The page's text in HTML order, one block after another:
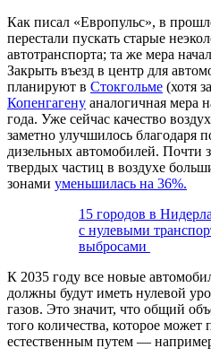
Как писал «Европульс», в
перестали пускать старые
автотранспорта; та же мера
Закрыть въезд в центр для
планируют в Стокгольме (хотя
Копенгагену аналогичная мера
года. Уже сейчас качество
заметно улучшилось благодаря
дизельных автомобилей. Почти
твердых частиц в воздухе
зонами уменьшилась на 36%.
15 городов в
с нулевыми
выбросами
К 2035 году все новые
должны будут иметь нулевой
газов. Это значит, что общий
того количества, которое может
естественным путем —